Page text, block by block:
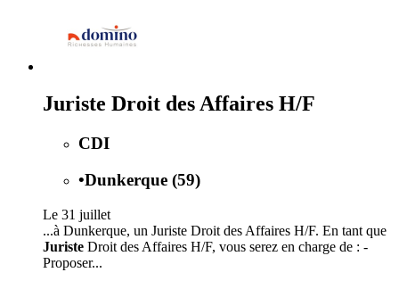
Juriste Droit des Affaires H/F
CDI
•Dunkerque (59)
Le 31 juillet
...à Dunkerque, un Juriste Droit des Affaires H/F. En tant que
Juriste Droit des Affaires H/F, vous serez en charge de : -
Proposer...